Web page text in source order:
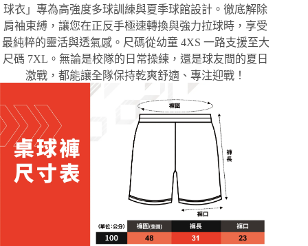
球衣」專為高強度多球訓練與夏季球館設計。徹底解除
肩袖束縛，讓您在正反手極速轉換與強力拉球時，享受
最純粹的靈活與透氣感。尺碼從幼童 4XS 一路支援至大
尺碼 7XL。無論是校隊的日常操練，還是球友間的夏日
激戰，都能讓全隊保持乾爽舒適、專注迎戰！